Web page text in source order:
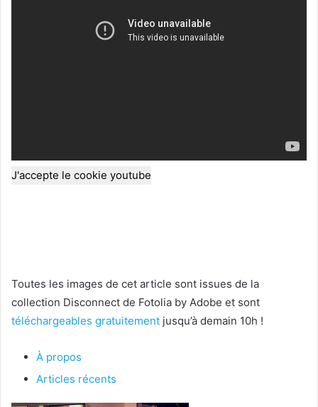
J'accepte le cookie youtube
Toutes les images de cet article sont issues de la
collection Disconnect de Fotolia by Adobe et sont
téléchargeables gratuitement jusqu’à demain 10h !
À propos
Articles récents